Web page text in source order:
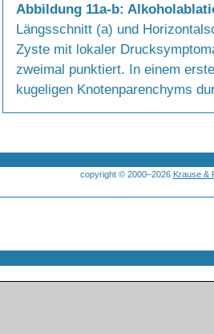
Abbildung 11a-b:
Längsschnitt (a) und
Zyste mit lokaler
zweimal punktiert. In einem
kugeligen Knotenparenchyms
copyright © 2000–2026 Krause &